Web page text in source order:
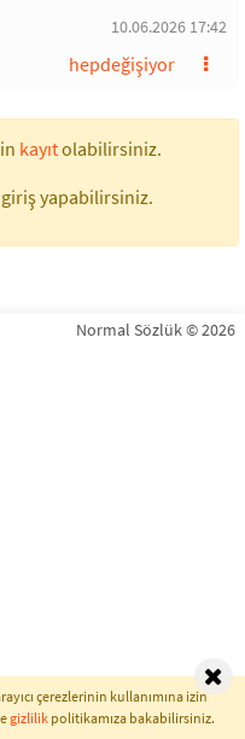
10.06.2026 17:42
hepdeğişiyor
kayıtolabilirsiniz.
giriş yapabilirsiniz.
Normal Sözlük © 2026
çerezlerinin kullanımına izin
gizlilikpolitikamıza bakabilirsiniz.